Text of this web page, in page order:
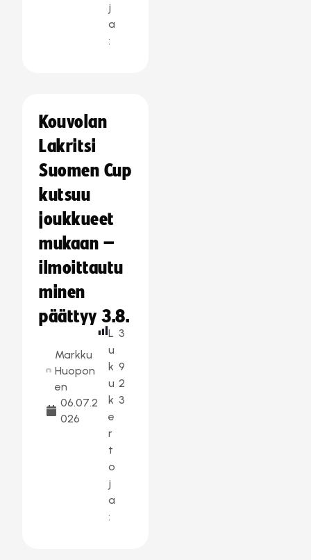
j
a
:
Kouvolan
Lakritsi
Suomen Cup
kutsuu
joukkueet
mukaan –
ilmoittautu
minen
päättyy 3.8.
Markku
Huopon
en
06.07.2
026
L
u
k
u
k
e
r
t
o
j
a
:
3
9
2
3